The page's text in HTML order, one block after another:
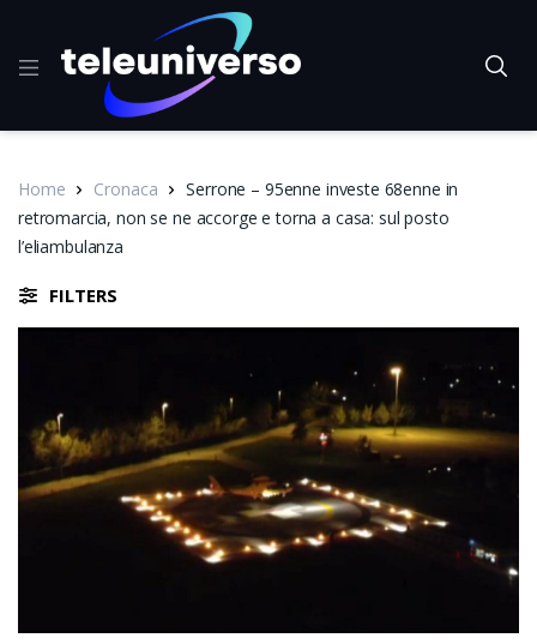
Home Cronaca
Serrone – 95enne investe 68enne in
retromarcia, non se ne accorge e torna a casa: sul posto
l’eliambulanza
FILTERS